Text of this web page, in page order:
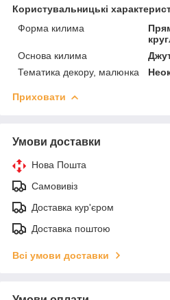
Користувальницькі
Форма килима
Основа килима
Тематика декору, малюнка
Приховати
Умови доставки
Нова Пошта
Самовивіз
Доставка кур'єром
Доставка поштою
Всі умови доставки